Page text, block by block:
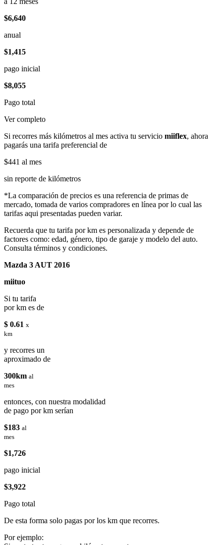
$6,640
anual
$1,415
pago inicial
$8,055
Pago total
Ver completo
Si recorres más kilómetros al mes activa tu servicio miiflex, ahora
pagarás una tarifa preferencial de
$441 al mes
sin reporte de kilómetros
*La comparación de precios es una referencia de primas de
mercado, tomada de varios compradores en línea por lo cual las
tarifas aqui presentadas pueden variar.
Recuerda que tu tarifa por km es personalizada y depende de
factores como: edad, género, tipo de garaje y modelo del auto.
Consulta términos y condiciones.
Mazda 3 AUT 2016
miituo
Si tu tarifa
por km es de
$ 0.61 x
km
y recorres un
aproximado de
300km al
mes
entonces, con nuestra modalidad
de pago por km serían
$183 al
mes
$1,726
pago inicial
$3,922
Pago total
De esta forma solo pagas por los km que recorres.
Por ejemplo: